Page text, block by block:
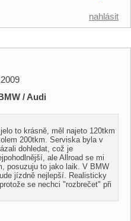
nahlásit
/ Audi
to krásně, měl najeto 120tkm
200tkm. Serviska byla v
dohledat, což je
ale Allroad se mi
posuzuju to jako laik. V BMW
jízdně nejlepší. Realisticky
se nechci "rozbrečet" při